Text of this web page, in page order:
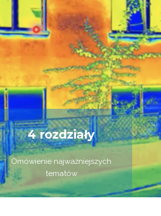
4 rozdziały
Omówienie najważniejszych
tematów